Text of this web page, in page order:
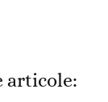
articole: